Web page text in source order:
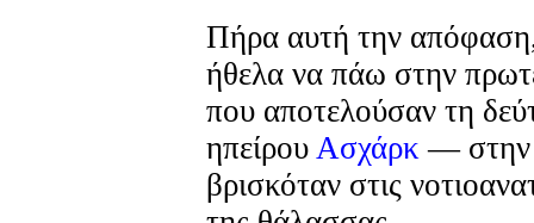
Πήρα αυτή την
ήθελα να πάω στην
που αποτελούσαν τη
ηπείρου Ασχάρκ — στην
βρισκόταν στις